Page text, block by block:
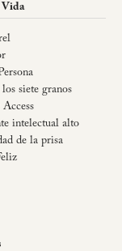
Vida
siete granos
Access
intelectual alto
de la prisa